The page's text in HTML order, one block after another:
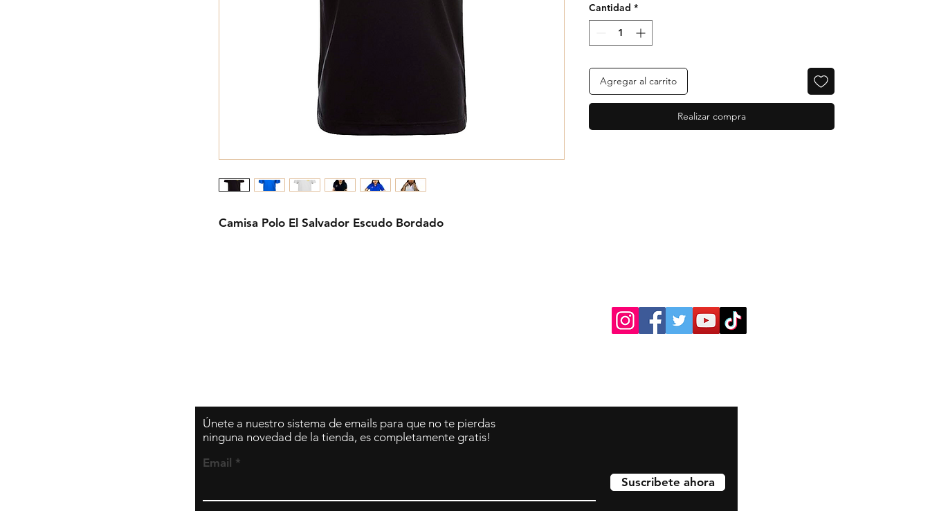
Camisa Polo El Salvador Escudo Bordado
Cantidad *
Agregar al carrito
Realizar compra
Únete a nuestro sistema de emails para que no te pierdas
ninguna novedad de la tienda, es completamente gratis!
Email
Suscribete ahora